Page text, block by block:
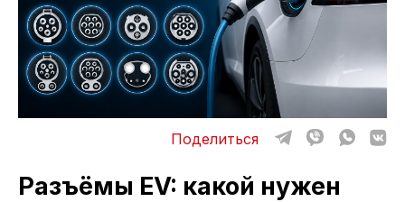
КОНТАКТЫ
Поделиться
Разъёмы EV: какой нужен